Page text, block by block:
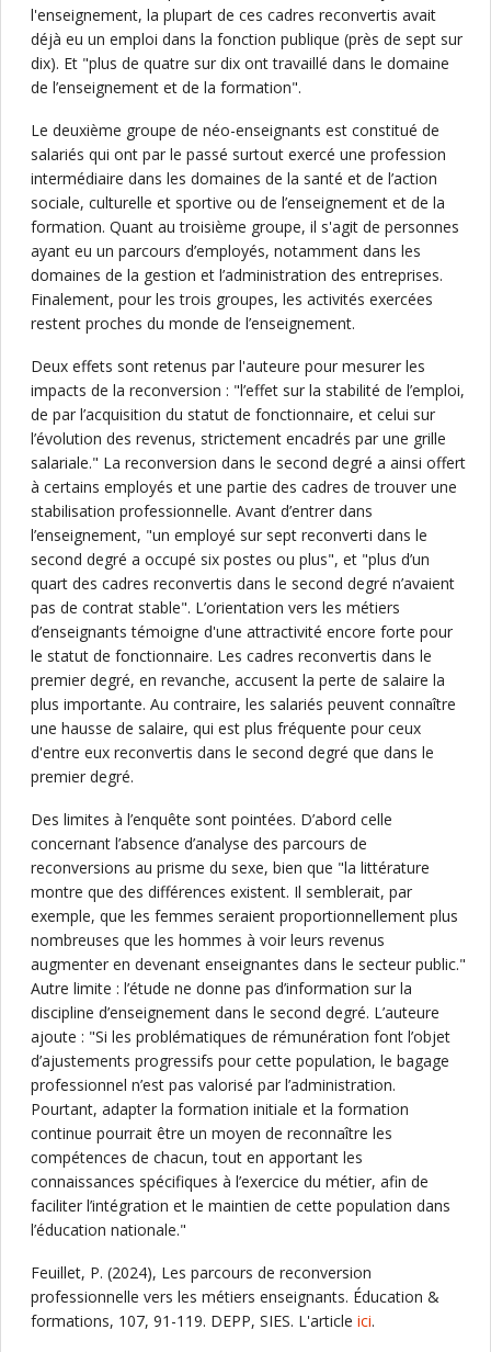
l'enseignement, la plupart de ces cadres reconvertis avait
déjà eu un emploi dans la fonction publique (près de sept sur
dix). Et "plus de quatre sur dix ont travaillé dans le domaine
de l’enseignement et de la formation".
Le deuxième groupe de néo-enseignants est constitué de
salariés qui ont par le passé surtout exercé une profession
intermédiaire dans les domaines de la santé et de l’action
sociale, culturelle et sportive ou de l’enseignement et de la
formation. Quant au troisième groupe, il s'agit de personnes
ayant eu un parcours d’employés, notamment dans les
domaines de la gestion et l’administration des entreprises.
Finalement, pour les trois groupes, les activités exercées
restent proches du monde de l’enseignement.
Deux effets sont retenus par l'auteure pour mesurer les
impacts de la reconversion : "l’effet sur la stabilité de l’emploi,
de par l’acquisition du statut de fonctionnaire, et celui sur
l’évolution des revenus, strictement encadrés par une grille
salariale." La reconversion dans le second degré a ainsi offert
à certains employés et une partie des cadres de trouver une
stabilisation professionnelle. Avant d’entrer dans
l’enseignement, "un employé sur sept reconverti dans le
second degré a occupé six postes ou plus", et "plus d’un
quart des cadres reconvertis dans le second degré n’avaient
pas de contrat stable". L’orientation vers les métiers
d’enseignants témoigne d'une attractivité encore forte pour
le statut de fonctionnaire. Les cadres reconvertis dans le
premier degré, en revanche, accusent la perte de salaire la
plus importante. Au contraire, les salariés peuvent connaître
une hausse de salaire, qui est plus fréquente pour ceux
d'entre eux reconvertis dans le second degré que dans le
premier degré.
Des limites à l’enquête sont pointées. D’abord celle
concernant l’absence d’analyse des parcours de
reconversions au prisme du sexe, bien que "la littérature
montre que des différences existent. Il semblerait, par
exemple, que les femmes seraient proportionnellement plus
nombreuses que les hommes à voir leurs revenus
augmenter en devenant enseignantes dans le secteur public."
Autre limite : l’étude ne donne pas d’information sur la
discipline d’enseignement dans le second degré. L’auteure
ajoute : "Si les problématiques de rémunération font l’objet
d’ajustements progressifs pour cette population, le bagage
professionnel n’est pas valorisé par l’administration.
Pourtant, adapter la formation initiale et la formation
continue pourrait être un moyen de reconnaître les
compétences de chacun, tout en apportant les
connaissances spécifiques à l’exercice du métier, afin de
faciliter l’intégration et le maintien de cette population dans
l’éducation nationale."
Feuillet, P. (2024), Les parcours de reconversion
professionnelle vers les métiers enseignants. Éducation &
formations, 107, 91-119. DEPP, SIES. L'article ici.